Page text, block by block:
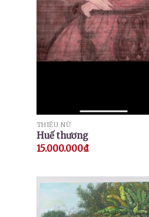
THIẾU NỮ
Huế thương
15.000.000₫